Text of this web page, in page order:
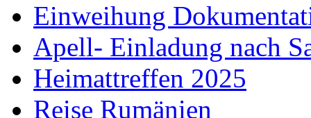
Einweihung
Apell- Einladung nach
Heimattreffen 2025
Reise Rumänien